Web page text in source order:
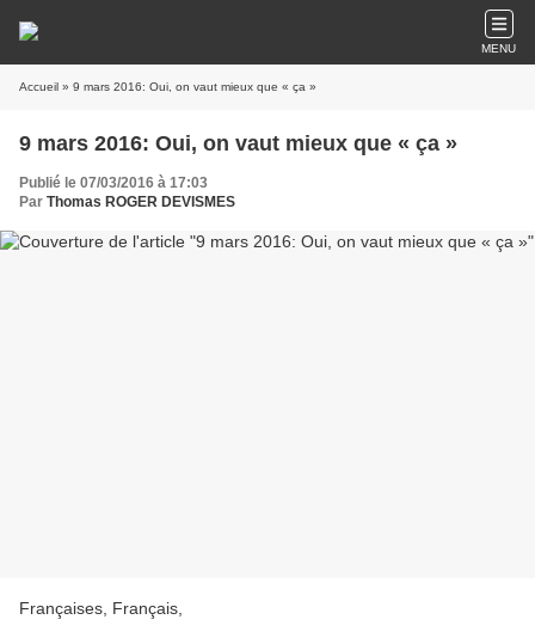
MENU
Accueil » 9 mars 2016: Oui, on vaut mieux que « ça »
9 mars 2016: Oui, on vaut mieux que « ça »
Publié le 07/03/2016 à 17:03
Par Thomas ROGER DEVISMES
Françaises, Français,